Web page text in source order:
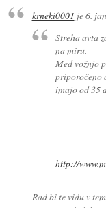
krneki0001 je6.
Streha avta
na miru.
Med vožnjo
priporočeno
imajo od 35
http://
Rad bi te vidu v